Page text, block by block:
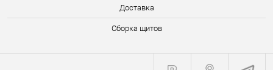
Доставка
Сборка щитов